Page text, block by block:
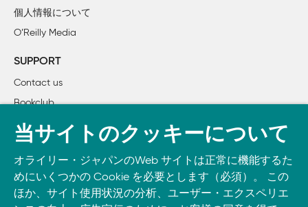
    2.3 CppUTest：C++ユニットテストハーネス
        2.3.1 CppUTestによるsprintf()テストケース
    2.4 ユニットテストはクラッシュする
    2.5 4フェーズテストパターン
    2.6 まとめ
    2.7 練習問題
3章 Cモジュールにとりかかる
    3.1 テストしやすいCモジュール
個人情報について
O’Reilly Media
SUPPORT
Contact us
Bookclub
書籍注文
Take O’Reilly with you and learn anywhere, anytime on your
phone
and tablet.
当サイトのクッキーについて
オライリー・ジャパンのWeb サイトは正常に機能するた
めにいくつかの Cookie を必要とします（必須）。 この
ほか、サイト使用状況の分析、ユーザー・エクスペリエ